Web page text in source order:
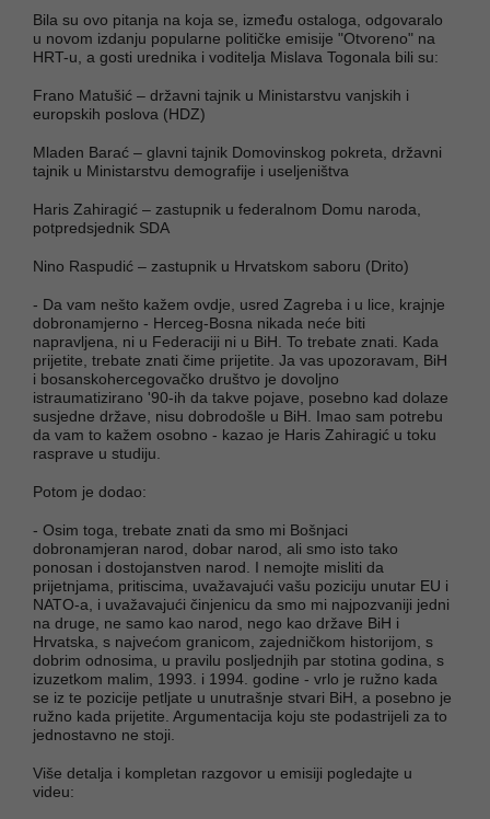
Bila su ovo pitanja na koja se, između ostaloga, odgovaralo
u novom izdanju popularne političke emisije "Otvoreno" na
HRT-u, a gosti urednika i voditelja Mislava Togonala bili su:
Frano Matušić – državni tajnik u Ministarstvu vanjskih i
europskih poslova (HDZ)
Mladen Barać – glavni tajnik Domovinskog pokreta, državni
tajnik u Ministarstvu demografije i useljeništva
Haris Zahiragić – zastupnik u federalnom Domu naroda,
potpredsjednik SDA
Nino Raspudić – zastupnik u Hrvatskom saboru (Drito)
- Da vam nešto kažem ovdje, usred Zagreba i u lice, krajnje
dobronamjerno - Herceg-Bosna nikada neće biti
napravljena, ni u Federaciji ni u BiH. To trebate znati. Kada
prijetite, trebate znati čime prijetite. Ja vas upozoravam, BiH
i bosanskohercegovačko društvo je dovoljno
istraumatizirano '90-ih da takve pojave, posebno kad dolaze
susjedne države, nisu dobrodošle u BiH. Imao sam potrebu
da vam to kažem osobno - kazao je Haris Zahiragić u toku
rasprave u studiju.
Potom je dodao:
- Osim toga, trebate znati da smo mi Bošnjaci
dobronamjeran narod, dobar narod, ali smo isto tako
ponosan i dostojanstven narod. I nemojte misliti da
prijetnjama, pritiscima, uvažavajući vašu poziciju unutar EU i
NATO-a, i uvažavajući činjenicu da smo mi najpozvaniji jedni
na druge, ne samo kao narod, nego kao države BiH i
Hrvatska, s najvećom granicom, zajedničkom historijom, s
dobrim odnosima, u pravilu posljednjih par stotina godina, s
izuzetkom malim, 1993. i 1994. godine - vrlo je ružno kada
se iz te pozicije petljate u unutrašnje stvari BiH, a posebno je
ružno kada prijetite. Argumentacija koju ste podastrijeli za to
jednostavno ne stoji.
Više detalja i kompletan razgovor u emisiji pogledajte u
videu: